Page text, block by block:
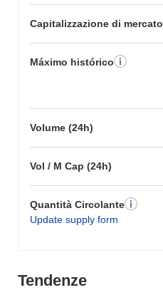
Capitalizzazione di mercato
Máximo histórico
Volume (24h)
Vol / M Cap (24h)
Quantità Circolante
Update supply form
Tendenze